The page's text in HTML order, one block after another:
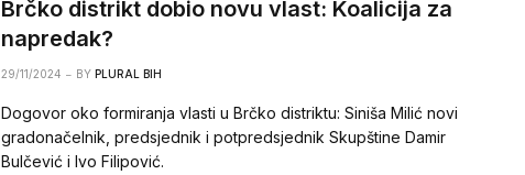
Brčko distrikt dobio novu vlast: Koalicija za
napredak?
29/11/2024 BY PLURAL BIH
Dogovor oko formiranja vlasti u Brčko distriktu: Siniša Milić novi
gradonačelnik, predsjednik i potpredsjednik Skupštine Damir
Bulčević i Ivo Filipović.